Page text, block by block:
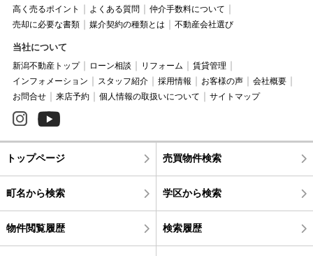
高く売るポイント
よくある質問
仲介手数料について
売却に必要な書類
媒介契約の種類とは 不動産会社選び
当社について
新潟不動産トップ ローン相談 リフォーム
賃貸管理
インフォメーション
スタッフ紹介 採用情報 お客様の声
会社概要
お問合せ
来店予約 個人情報の取扱いについて サイトマップ
トップページ 売買物件検索
町名から検索 学区から検索
物件閲覧履歴 検索履歴